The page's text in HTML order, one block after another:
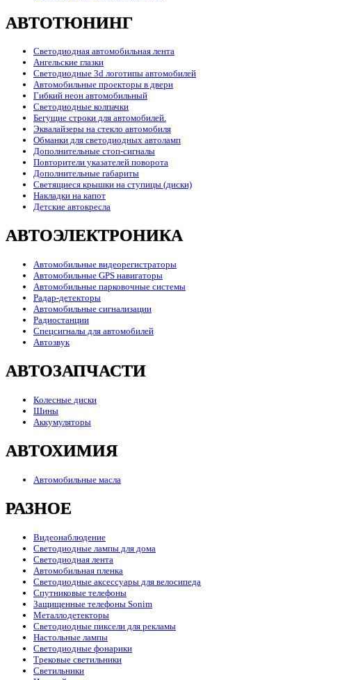
АВТОТЮНИНГ
Светодиодная автомобильная лента
Ангельские глазки
Светодиодные 3d логотипы автомобилей
Автомобильные проекторы в двери
Гибкий неон автомобильный
Светодиодные колпачки
Бегущие строки для автомобилей.
Эквалайзеры на стекло автомобиля
Обманки для светодиодных автоламп
Дополнительные стоп-сигналы
Повторители указателей поворота
Дополнительные габариты
Светящиеся крышки на ступицы (диски)
Накладки на капот
Детские автокресла
АВТОЭЛЕКТРОНИКА
Автомобильные видеорегистраторы
Автомобильные GPS навигаторы
Автомобильные парковочные системы
Радар-детекторы
Автомобильные сигнализации
Радиостанции
Спецсигналы для автомобилей
Автозвук
АВТОЗАПЧАСТИ
Колесные диски
Шины
Аккумуляторы
АВТОХИМИЯ
Автомобильные масла
РАЗНОЕ
Видеонаблюдение
Светодиодные лампы для дома
Светодиодная лента
Автомобильная пленка
Светодиодные аксессуары для велосипеда
Спутниковые телефоны
Защищенные телефоны Sonim
Металлодетекторы
Светодиодные пиксели для рекламы
Настольные лампы
Светодиодные фонарики
Трековые светильники
Светильники